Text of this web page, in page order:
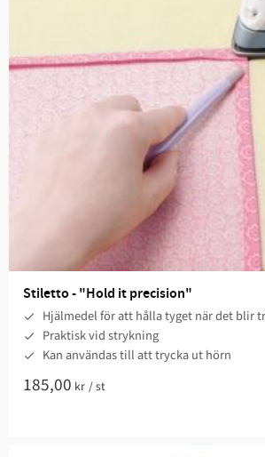
Stiletto - "Hold it precision"
Hjälmedel för att hålla tyget när det blir
Praktisk vid strykning
Kan användas till att trycka ut hörn
185,00 kr /st